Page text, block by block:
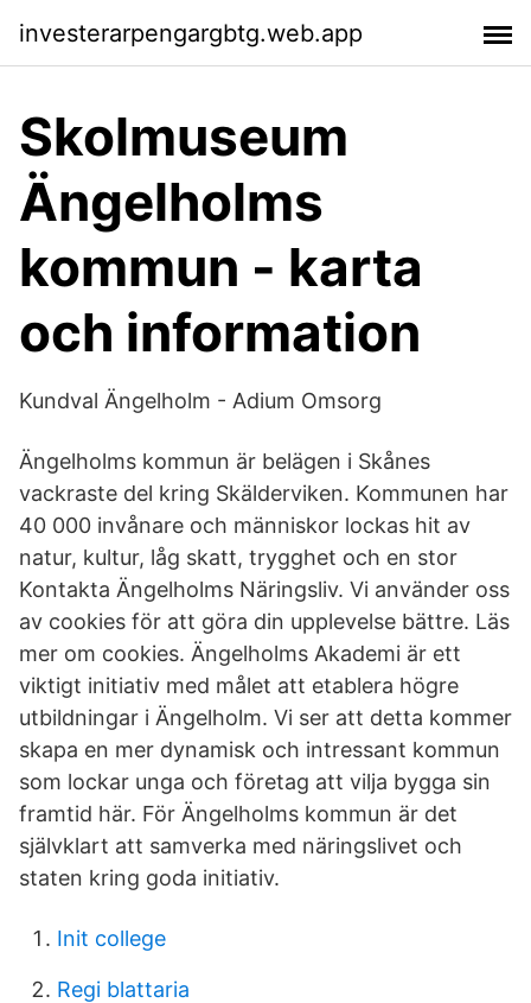
investerarpengargbtg.web.app
Skolmuseum
Ängelholms
kommun - karta
och information
Kundval Ängelholm - Adium Omsorg
Ängelholms kommun är belägen i Skånes
vackraste del kring Skälderviken. Kommunen har
40 000 invånare och människor lockas hit av
natur, kultur, låg skatt, trygghet och en stor
Kontakta Ängelholms Näringsliv. Vi använder oss
av cookies för att göra din upplevelse bättre. Läs
mer om cookies. Ängelholms Akademi är ett
viktigt initiativ med målet att etablera högre
utbildningar i Ängelholm. Vi ser att detta kommer
skapa en mer dynamisk och intressant kommun
som lockar unga och företag att vilja bygga sin
framtid här. För Ängelholms kommun är det
självklart att samverka med näringslivet och
staten kring goda initiativ.
Init college
Regi blattaria